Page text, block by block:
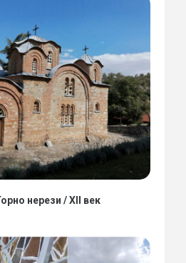
нерези / XII век